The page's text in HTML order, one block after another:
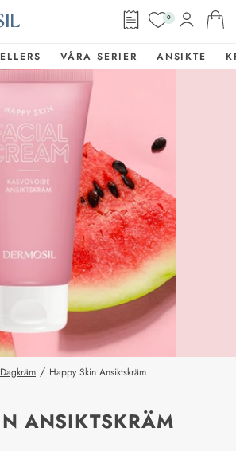
0
VÅRA SERIER ANSIKTE
Dagkräm / Happy Skin Ansiktskräm
ANSIKTSKRÄM